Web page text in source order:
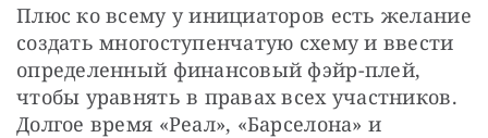
Плюс ко всему у инициаторов есть желание
создать многоступенчатую схему и ввести
определенный финансовый фэйр-плей,
чтобы уравнять в правах всех участников.
Долгое время «Реал», «Барселона» и